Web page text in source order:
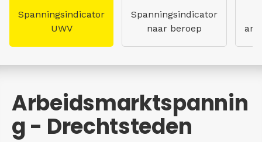
Spanningsindicator
UWV
Spanningsindicator
naar beroep
Arbeidsmarktspannin
g - Drechtsteden